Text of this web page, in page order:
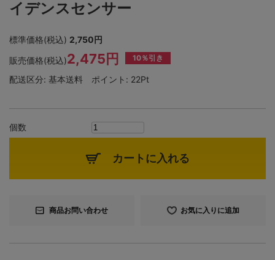
イデンスセンサー
標準価格(税込) 2,750円
販売価格(税込)2,475円 10％引き
配送区分: 基本送料 ポイント: 22Pt
個数
カートに入れる
商品お問い合わせ お気に入りに追加